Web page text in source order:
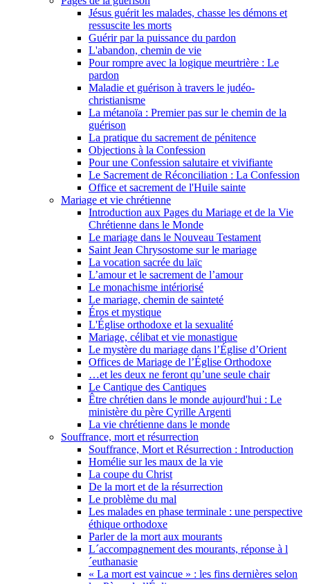
Jésus guérit les malades, chasse les démons et
ressuscite les morts
Guérir par la puissance du pardon
L'abandon, chemin de vie
Pour rompre avec la logique meurtrière : Le
pardon
Maladie et guérison à travers le judéo-
christianisme
La métanoïa : Premier pas sur le chemin de la
guérison
La pratique du sacrement de pénitence
Objections à la Confession
Pour une Confession salutaire et vivifiante
Le Sacrement de Réconciliation : La Confession
Office et sacrement de l'Huile sainte
Mariage et vie chrétienne
Introduction aux Pages du Mariage et de la Vie
Chrétienne dans le Monde
Le mariage dans le Nouveau Testament
Saint Jean Chrysostome sur le mariage
La vocation sacrée du laïc
L’amour et le sacrement de l’amour
Le monachisme intériorisé
Le mariage, chemin de sainteté
Éros et mystique
L'Église orthodoxe et la sexualité
Mariage, célibat et vie monastique
Le mystère du mariage dans l’Église d’Orient
Offices de Mariage de l’Église Orthodoxe
…et les deux ne feront qu’une seule chair
Le Cantique des Cantiques
Être chrétien dans le monde aujourd'hui : Le
ministère du père Cyrille Argenti
La vie chrétienne dans le monde
Souffrance, mort et résurrection
Souffrance, Mort et Résurrection : Introduction
Homélie sur les maux de la vie
La coupe du Christ
De la mort et de la résurrection
Le problème du mal
Les malades en phase terminale : une perspective
éthique orthodoxe
Parler de la mort aux mourants
L´accompagnement des mourants, réponse à l
´euthanasie
« La mort est vaincue » : les fins dernières selon